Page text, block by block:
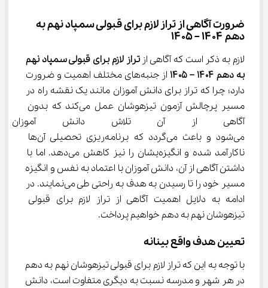
ضرورت آگاهی از تراز لازم برای قبولی سمپاد نهم به
دهم ۱۴۰۴ – ۱۴۰۵
لازم به ذکر است که آگاهی از تراز لازم برای قبولی سمپاد نهم
به دهم ۱۴۰۴ – ۱۴۰۵
از جنبه‌های مختلف اهمیت و ضرورت
دارد؛ چرا که تراز برای دانش آموزان مانند یک نقشه راه در
مسیر پرچالش آزمون تیزهوشان عمل می‌کند که بدون
آگاهی از آن تلاش دانش
می‌شود و باعث می‌گردد که برنامه‌ریزی تحصیلی آن‌ها
ناکارآمد شده و انگیزه‌یشان را نیز کاهش می‌دهد. اما با
داشتن آگاهی از آن، دانش آموزان با اعتماد به نفس و انگیزه
مسیر خود را تا رسیدن به هدف به راحتی طی می‌نمایند. در
ادامه به دلایل اهمیت آگاهی از تراز لازم برای قبولی
تیزهوشان نهم به دهم خواهیم پرداخت.
تعیین هدف واقع بینانه
با توجه به این که تراز لازم برای قبولی تیزهوشان نهم به دهم
در هر شهر و مدرسه نسبت به دیگری متفاوت است، دانش